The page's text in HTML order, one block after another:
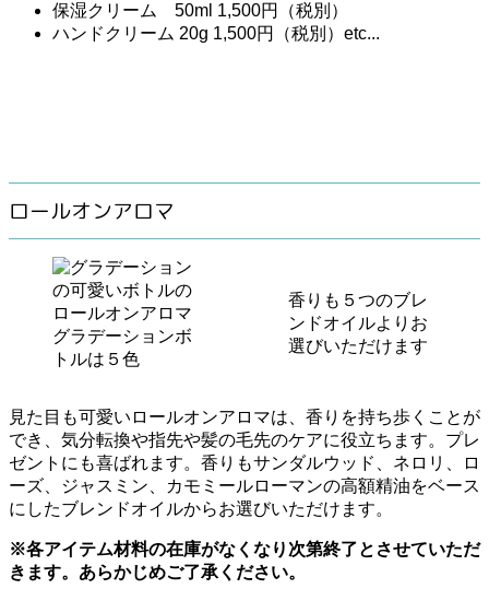
保湿クリーム 50ml 1,500円（税別）
ハンドクリーム 20g 1,500円（税別）etc...
ロールオンアロマ
グラデーションボ
トルは５色
香りも５つのブレ
ンドオイルよりお
選びいただけます
見た目も可愛いロールオンアロマは、香りを持ち歩くことが
でき、気分転換や指先や髪の毛先のケアに役立ちます。プレ
ゼントにも喜ばれます。香りもサンダルウッド、ネロリ、ロ
ーズ、ジャスミン、カモミールローマンの高額精油をベース
にしたブレンドオイルからお選びいただけます。
※各アイテム材料の在庫がなくなり次第終了とさせていただ
きます。あらかじめご了承ください。